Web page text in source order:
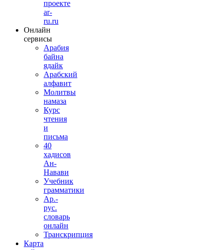
проекте
ar-
ru.ru
Онлайн
сервисы
Арабия
байна
ядайк
Арабский
алфавит
Молитвы
намаза
Курс
чтения
и
письма
40
хадисов
Ан-
Навави
Учебник
грамматики
Ар.-
рус.
словарь
онлайн
Транскрипция
Карта